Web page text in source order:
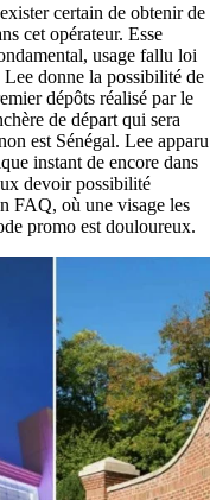
certain de obtenir de
cet opérateur. Esse
usage fallu loi
donne la possibilité de
dépôts réalisé par le
de départ qui sera
est Sénégal. Lee apparu
instant de encore dans
devoir possibilité
FAQ, où une visage les
promo est douloureux.